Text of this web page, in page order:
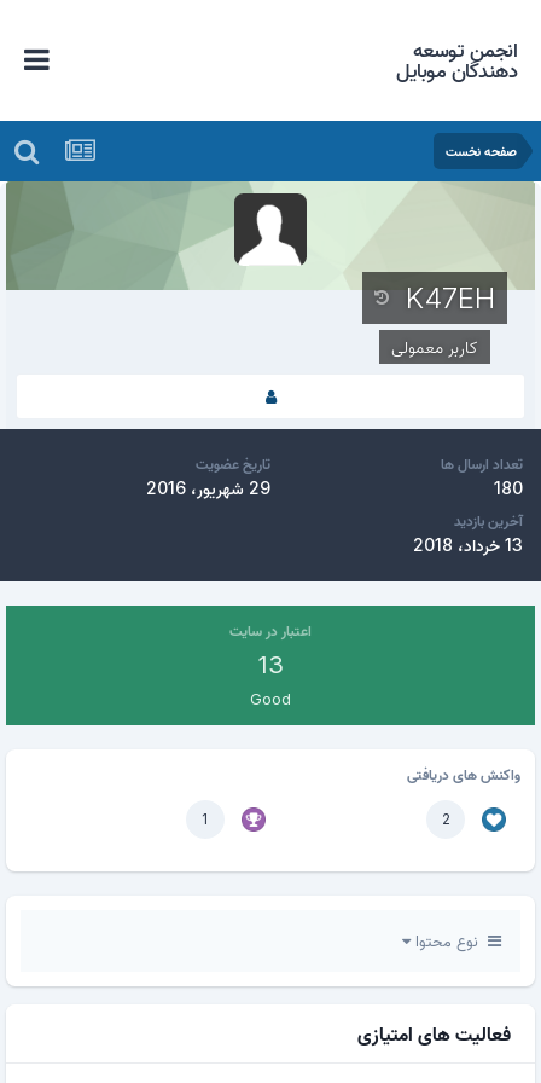
انجمن توسعه
دهندگان موبایل
صفحه نخست
K47EH
کاربر معمولی
تعداد ارسال ها
180
تاریخ عضویت
29 شهریور، 2016
آخرین بازدید
13 خرداد، 2018
اعتبار در سایت
13
Good
واکنش های دریافتی
2
نوع محتوا
فعالیت های امتیازی